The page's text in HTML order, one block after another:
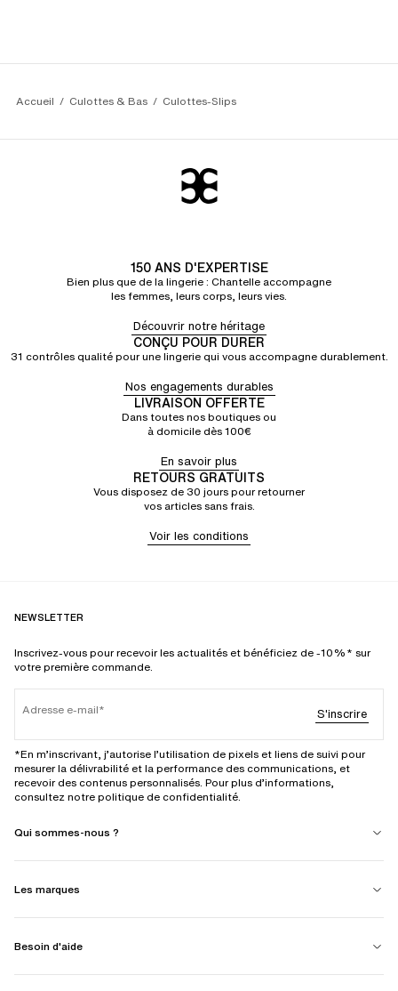
Accueil Culottes & Bas Culottes-Slips
150 ANS D'EXPERTISE
Bien plus que de la lingerie : Chantelle accompagne
les femmes, leurs corps, leurs vies.
Découvrir notre héritage
CONÇU POUR DURER
31 contrôles qualité pour une lingerie qui vous accompagne durablement.
Nos engagements durables
LIVRAISON OFFERTE
Dans toutes nos boutiques ou
à domicile dès 100€
En savoir plus
RETOURS GRATUITS
Vous disposez de 30 jours pour retourner
vos articles sans frais.
Voir les conditions
NEWSLETTER
Inscrivez-vous pour recevoir les actualités et bénéficiez de -10%* sur
votre première commande.
Adresse e-mail S'inscrire
*En m’inscrivant, j’autorise l’utilisation de pixels et liens de suivi pour
mesurer la délivrabilité et la performance des communications, et
recevoir des contenus personnalisés. Pour plus d’informations,
consultez notre politique de confidentialité.
Qui sommes-nous ?
Les marques
Besoin d'aide